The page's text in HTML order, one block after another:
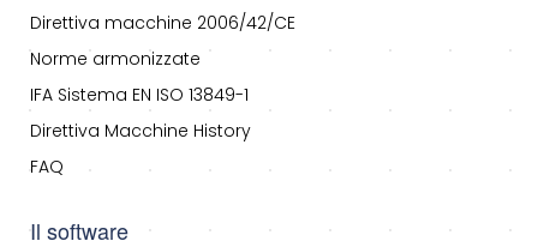
Direttiva macchine 2006/42/CE
Norme armonizzate
IFA Sistema EN ISO 13849-1
Direttiva Macchine History
FAQ
Il software